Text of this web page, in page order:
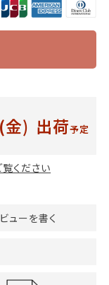
) 出荷予定
ください
ューを書く